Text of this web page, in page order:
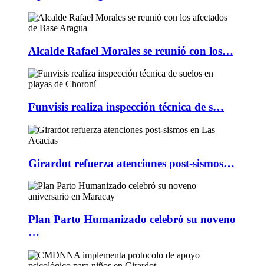
Alcalde Rafael Morales se reunió con los…
Funvisis realiza inspección técnica de s…
Girardot refuerza atenciones post-sismos…
Plan Parto Humanizado celebró su noveno
…